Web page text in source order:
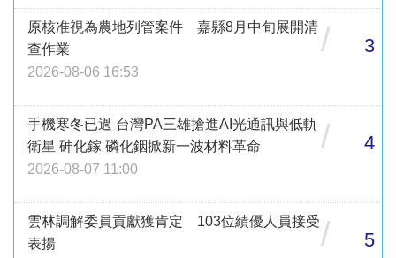
原核准視為農地列管案件 嘉縣8月中旬展開清
查作業
2026-08-06 16:53
/ 3
手機寒冬已過 台灣PA三雄搶進AI光通訊與低軌
衛星 砷化鎵 磷化銦掀新一波材料革命
2026-08-07 11:00
/ 4
雲林調解委員貢獻獲肯定 103位績優人員接受
表揚
/ 5